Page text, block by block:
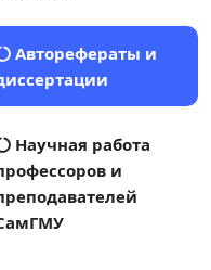
Авторефераты и
Научная работа
и